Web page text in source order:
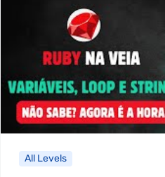
All Levels